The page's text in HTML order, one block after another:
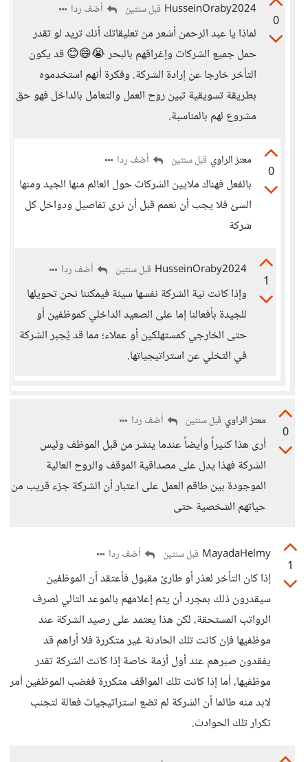
0
HusseinOraby2024 قبل سنتين أضف ردا
لماذا يا عبد الرحمن أشعر من تعليقاتك أنك تريد لو تقدر
حمل جميع الشركات وإغراقهم بالبحر 😭😄😊 قد يكون
التأخر خارجا عن إرادة الشركة. وفكرة أنهم استخدموه
بطريقة تسويقية تبين روح العمل والتعامل بالداخل فهو حق
مشروع لهم بالمناسبة.
0
معتز الراوي قبل سنتين أضف ردا
بالفعل فهناك ملايين الشركات حول العالم منها الجيد ومنها
السئ فلا يجب أن نعمم قبل أن نرى تفاصيل ودواخل كل
شركة
1
HusseinOraby2024 قبل سنتين أضف ردا
وإذا كانت نية الشركة نفسها سيئة فيمكننا نحن تحويلها
للجيدة بأفعالنا إما على الصعيد الداخلي كموظفين أو
حتى الخارجي كمستهلكين أو عملاء؛ مما قد يُجبر الشركة
في التخلي عن استراتيجياتها.
0
معتز الراوي قبل سنتين أضف ردا
أرى هذا كثيراً وأيضاً عندما ينشر من قبل الموظف وليس
الشركة فهذا يدل على مصداقية الموقف والروح العالية
الموجودة بين طاقم العمل على اعتبار أن الشركة جزء قريب من
حياتهم الشخصية حتى
1
MayadaHelmy قبل سنتين أضف ردا
إذا كان التأخر لعذر أو طارئ مقبول فأعتقد أن الموظفين
سيقدرون ذلك بمجرد أن يتم إعلامهم بالموعد التالي لصرف
الرواتب المستحقة، لكن هذا يعتمد على رصيد الشركة عند
موظفيها فإن كانت تلك الحادثة غير متكررة فلا أراهم قد
يفقدون صبرهم عند أول أزمة خاصة إذا كانت الشركة تقدر
موظفيها، أما إذا كانت تلك المواقف متكررة فغضب الموظفين أمر
لابد منه طالما أن الشركة لم تضع استراتيجيات فعالة لتجنب
تكرار تلك الحوادث.